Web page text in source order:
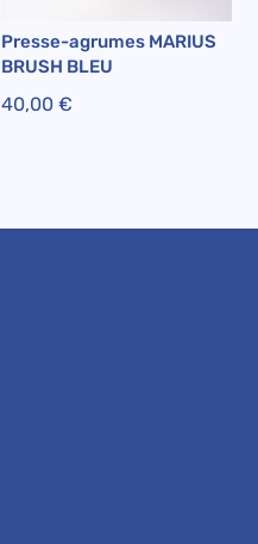
Presse-agrumes MARIUS
BRUSH BLEU
40,00€